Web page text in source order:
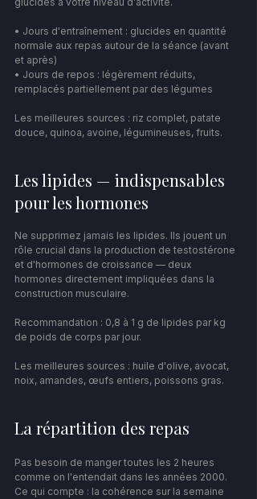
• Jours d'entraînement : glucides en quantité
normale aux repas autour de la séance (avant
et après)
• Jours de repos : légèrement réduits,
remplacés partiellement par des légumes
Les meilleures sources : riz complet, patate
douce, quinoa, avoine, légumineuses, fruits.
Les lipides — indispensables
pour les hormones
Ne supprimez jamais les lipides. Ils jouent un
rôle crucial dans la production de testostérone
et d'hormones de croissance — deux
hormones directement impliquées dans la
construction musculaire.
Recommandation : 0,8 à 1 g de lipides par kg
de poids de corps par jour.
Les meilleures sources : huile d'olive, avocat,
noix, amandes, œufs entiers, poissons gras.
La répartition des repas
Pas besoin de manger toutes les 2 heures
comme on l'entendait dans les années 2000.
Ce qui compte : la cohérence sur la semaine